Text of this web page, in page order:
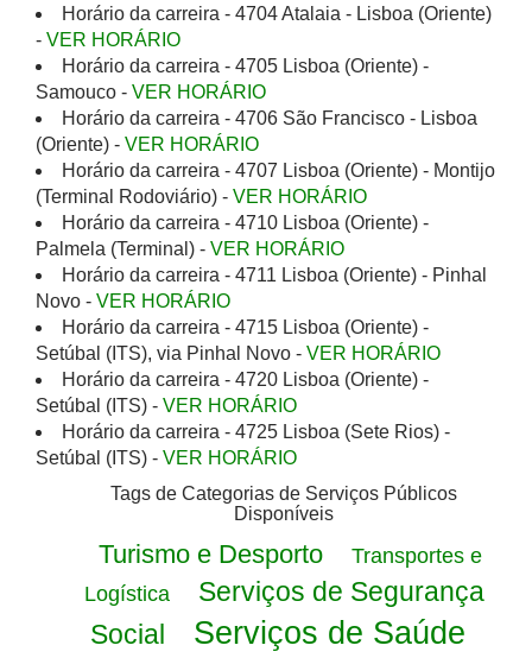
Horário da carreira - 4704 Atalaia - Lisboa (Oriente)
- VER HORÁRIO
Horário da carreira - 4705 Lisboa (Oriente) -
Samouco - VER HORÁRIO
Horário da carreira - 4706 São Francisco - Lisboa
(Oriente) - VER HORÁRIO
Horário da carreira - 4707 Lisboa (Oriente) - Montijo
(Terminal Rodoviário) - VER HORÁRIO
Horário da carreira - 4710 Lisboa (Oriente) -
Palmela (Terminal) - VER HORÁRIO
Horário da carreira - 4711 Lisboa (Oriente) - Pinhal
Novo - VER HORÁRIO
Horário da carreira - 4715 Lisboa (Oriente) -
Setúbal (ITS), via Pinhal Novo - VER HORÁRIO
Horário da carreira - 4720 Lisboa (Oriente) -
Setúbal (ITS) - VER HORÁRIO
Horário da carreira - 4725 Lisboa (Sete Rios) -
Setúbal (ITS) - VER HORÁRIO
Tags de Categorias de Serviços Públicos
Disponíveis
Turismo e Desporto
Transportes e
Logística
Serviços de Segurança
Social
Serviços de Saúde